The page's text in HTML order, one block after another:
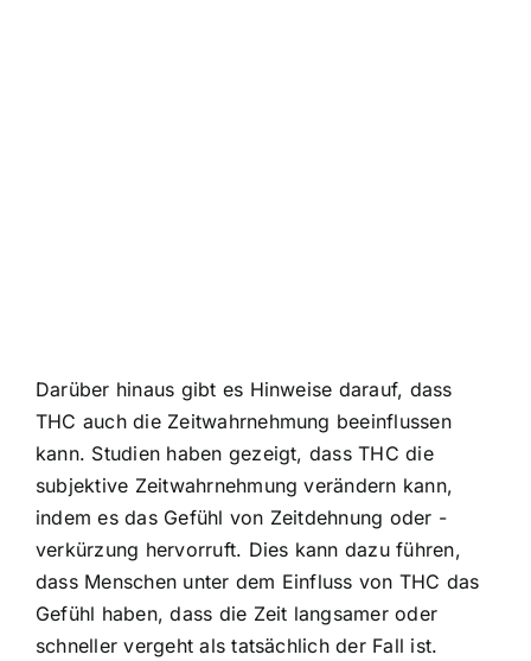
Darüber hinaus gibt es Hinweise darauf, dass
THC auch die Zeitwahrnehmung beeinflussen
kann. Studien haben gezeigt, dass THC die
subjektive Zeitwahrnehmung verändern kann,
indem es das Gefühl von Zeitdehnung oder -
verkürzung hervorruft. Dies kann dazu führen,
dass Menschen unter dem Einfluss von THC das
Gefühl haben, dass die Zeit langsamer oder
schneller vergeht als tatsächlich der Fall ist.